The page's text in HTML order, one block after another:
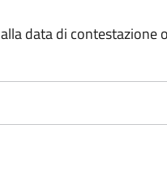
data di contestazione